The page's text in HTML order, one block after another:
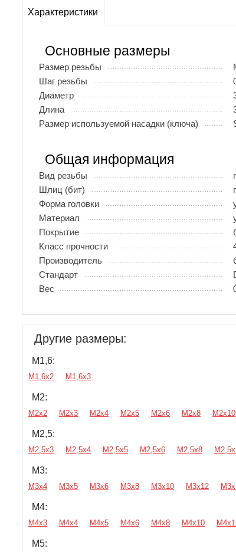
Характеристики
Основные размеры
Размер резьбы
Шаг резьбы
Диаметр
Длина
Размер используемой насадки (ключа)
Общая информация
Вид резьбы
Шлиц (бит)
Форма головки
Материал
Покрытие
Класс прочности
Производитель
Стандарт
Вес
Другие размеры:
М1,6:
М1,6х2 М1,6х3
М2:
М2х2 М2х3 М2х4 М2х5 М2х6 М2х8 М2х10
М2,5:
М2,5х3 М2,5х4 М2,5х5 М2,5х6 М2,5х8
М3:
М3х4 М3х5 М3х6 М3х8 М3х10 М3х12
М4:
М4х3 М4х4 М4х5 М4х6 М4х8 М4х10
М5: